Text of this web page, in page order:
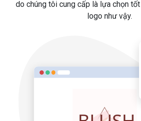
do chúng tôi cung cấp là lựa chọn
logo như vậy.